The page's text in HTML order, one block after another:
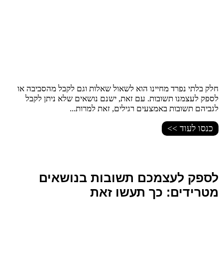
חלק בלתי נפרד מחיינו הוא לשאול שאלות וגם לקבל מהסביבה או
לספק לעצמנו תשובות. עם זאת, ישנם נושאים שלא ניתן לקבל
לגביהם תשובות באמצעים רגילים, זאת למרות...
כנסו לעוד >>
לספק לעצמכם תשובות בנושאים
מטרידים: כך תעשו זאת